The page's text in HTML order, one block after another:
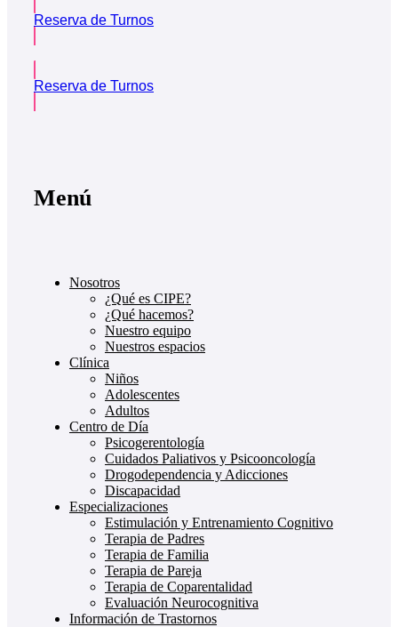
Reserva de Turnos
Reserva de Turnos
Menú
Nosotros
¿Qué es CIPE?
¿Qué hacemos?
Nuestro equipo
Nuestros espacios
Clínica
Niños
Adolescentes
Adultos
Centro de Día
Psicogerentología
Cuidados Paliativos y Psicooncología
Drogodependencia y Adicciones
Discapacidad
Especializaciones
Estimulación y Entrenamiento Cognitivo
Terapia de Padres
Terapia de Familia
Terapia de Pareja
Terapia de Coparentalidad
Evaluación Neurocognitiva
Información de Trastornos